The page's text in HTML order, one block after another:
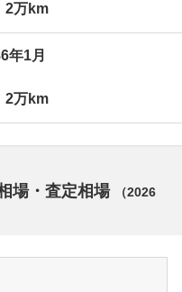
2万km
年1月
2万km
場・査定相場 （2026